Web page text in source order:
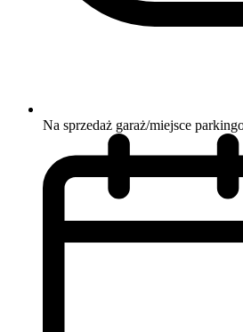
Na sprzedaż garaż/miejsce